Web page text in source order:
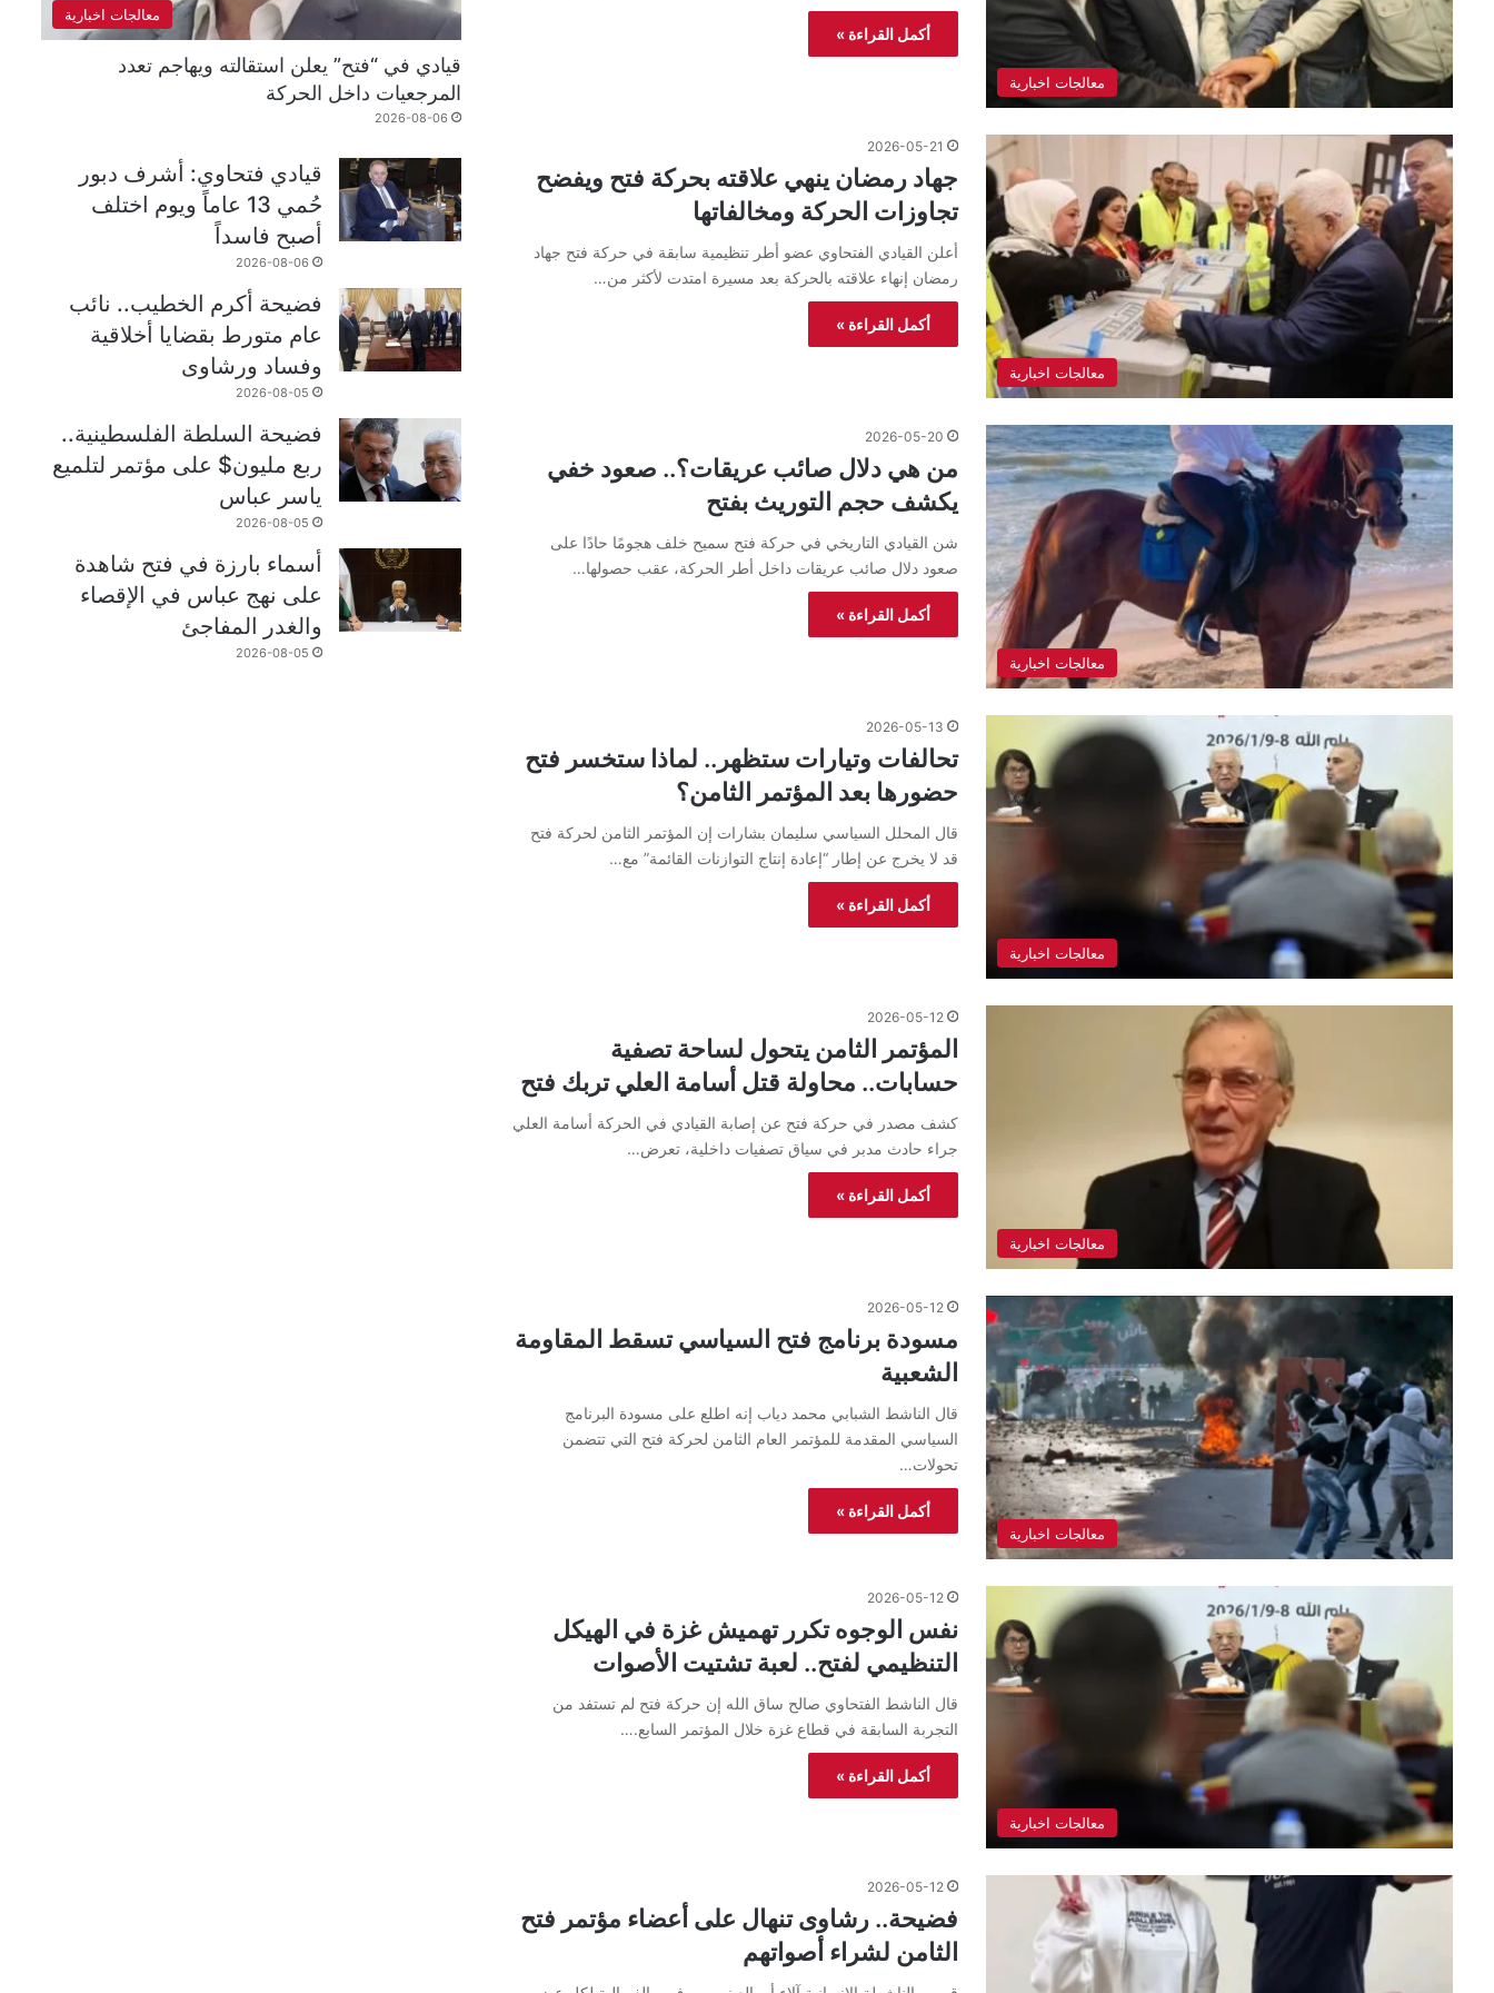
معالجات اخبارية
أكمل القراءة »
معالجات اخبارية
2026-05-21
جهاد رمضان ينهي علاقته بحركة فتح ويفضح
تجاوزات الحركة ومخالفاتها
أعلن القيادي الفتحاوي عضو أطر تنظيمية سابقة في حركة فتح جهاد
رمضان إنهاء علاقته بالحركة بعد مسيرة امتدت لأكثر من…
أكمل القراءة »
معالجات اخبارية
2026-05-20
من هي دلال صائب عريقات؟.. صعود خفي
يكشف حجم التوريث بفتح
شن القيادي التاريخي في حركة فتح سميح خلف هجومًا حادًا على
صعود دلال صائب عريقات داخل أطر الحركة، عقب حصولها…
أكمل القراءة »
معالجات اخبارية
2026-05-13
تحالفات وتيارات ستظهر.. لماذا ستخسر فتح
حضورها بعد المؤتمر الثامن؟
قال المحلل السياسي سليمان بشارات إن المؤتمر الثامن لحركة فتح
قد لا يخرج عن إطار “إعادة إنتاج التوازنات القائمة” مع…
أكمل القراءة »
معالجات اخبارية
2026-05-12
المؤتمر الثامن يتحول لساحة تصفية
حسابات.. محاولة قتل أسامة العلي تربك فتح
كشف مصدر في حركة فتح عن إصابة القيادي في الحركة أسامة العلي
جراء حادث مدبر في سياق تصفيات داخلية، تعرض…
أكمل القراءة »
معالجات اخبارية
2026-05-12
مسودة برنامج فتح السياسي تسقط المقاومة
الشعبية
قال الناشط الشبابي محمد دياب إنه اطلع على مسودة البرنامج
السياسي المقدمة للمؤتمر العام الثامن لحركة فتح التي تتضمن
تحولات…
أكمل القراءة »
معالجات اخبارية
2026-05-12
نفس الوجوه تكرر تهميش غزة في الهيكل
التنظيمي لفتح.. لعبة تشتيت الأصوات
قال الناشط الفتحاوي صالح ساق الله إن حركة فتح لم تستفد من
التجربة السابقة في قطاع غزة خلال المؤتمر السابع.…
أكمل القراءة »
2026-05-12
فضيحة.. رشاوى تنهال على أعضاء مؤتمر فتح
الثامن لشراء أصواتهم
معالجات اخبارية
قيادي في “فتح” يعلن استقالته ويهاجم تعدد
المرجعيات داخل الحركة
2026-08-06
قيادي فتحاوي: أشرف دبور
حُمي 13 عاماً ويوم اختلف
أصبح فاسداً
2026-08-06
فضيحة أكرم الخطيب.. نائب
عام متورط بقضايا أخلاقية
وفساد ورشاوى
2026-08-05
فضيحة السلطة الفلسطينية..
ربع مليون$ على مؤتمر لتلميع
ياسر عباس
2026-08-05
أسماء بارزة في فتح شاهدة
على نهج عباس في الإقصاء
والغدر المفاجئ
2026-08-05